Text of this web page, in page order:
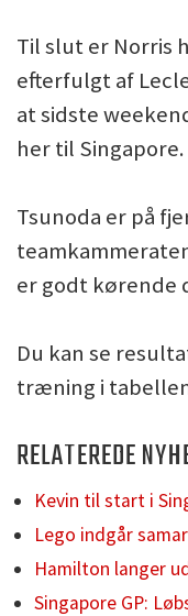
Til slut er Norris
efterfulgt af
at sidste
her til Singapore.
Tsunoda er på
er godt kørende
Du kan se
træning i
RELATEREDE
Kevin til start i
Lego indgår
Hamilton langer
Singapore GP: